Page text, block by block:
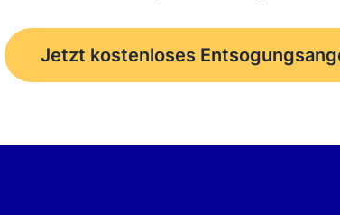
Jetzt kostenloses